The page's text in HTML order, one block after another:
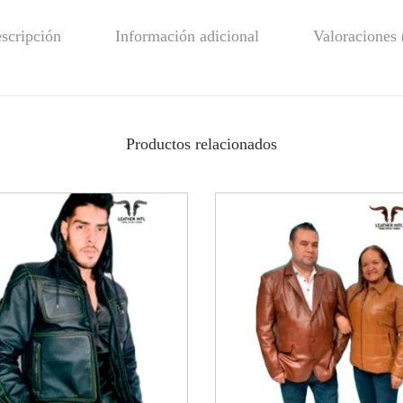
Información adicional Valoraciones
Productos relacionados